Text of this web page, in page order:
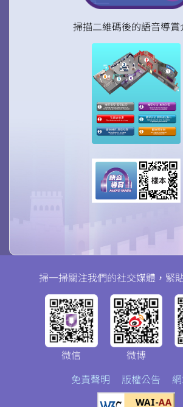
掃描二維碼後的語音導賞
免責聲明 版權公告
掃一掃關注我們的社交媒體，緊
微信 微博